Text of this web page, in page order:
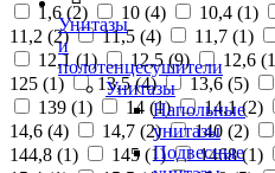
Унитазы
и
полотенцесушители
Унитазы
Напольные
унитазы
Подвесные
1,6 (2) 10 (4) 10,4 (1)
11,2 (2) 11,5 (4) 11,7 (1)
12,1 (1) 12,5 (9) 12,6 (1
125 (1) 13,5 (4) 13,6 (5)
139 (1) 14 (1) 14,1 (2)
14,6 (4) 14,7 (2) 140 (2)
144,8 (1) 145 (1) 1468 (1)